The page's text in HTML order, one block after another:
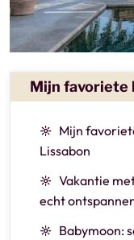
Mijn favoriete
Mijn
Lissabon
Vakantie
echt
Babymoon: